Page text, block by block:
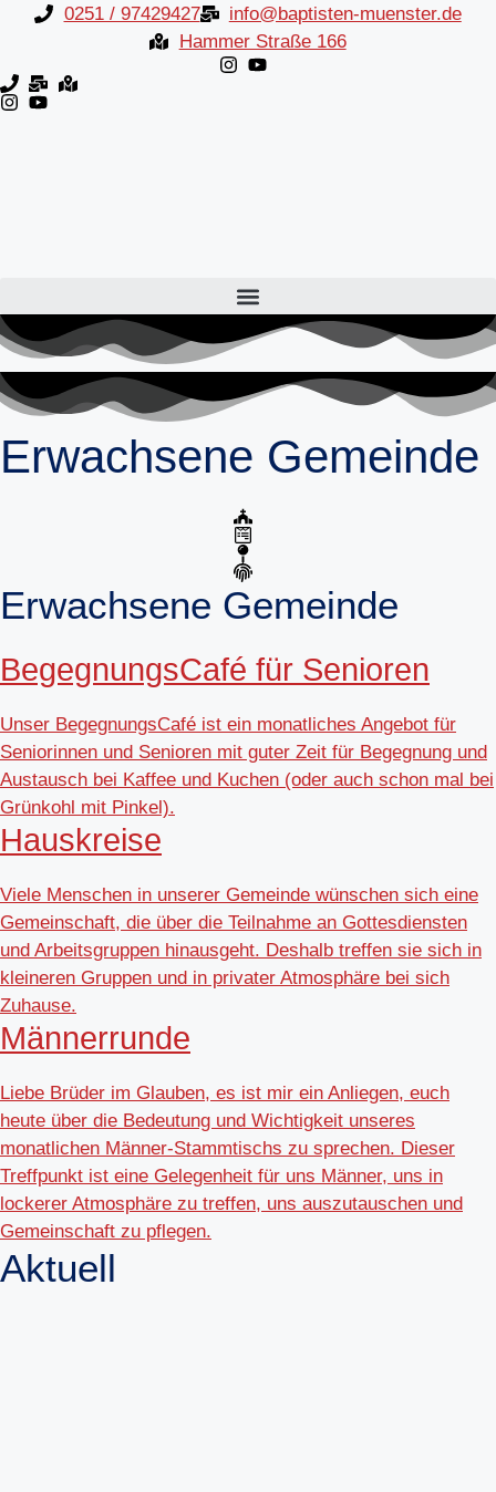
springen
Zum
0251 / 97429427
info@baptisten-muenster.de
Hammer Straße 166
Erwachsene Gemeinde
Erwachsene Gemeinde
BegegnungsCafé für Senioren
Unser BegegnungsCafé ist ein monatliches Angebot für
Seniorinnen und Senioren mit guter Zeit für Begegnung und
Austausch bei Kaffee und Kuchen (oder auch schon mal bei
Grünkohl mit Pinkel).
Hauskreise
Viele Menschen in unserer Gemeinde wünschen sich eine
Gemeinschaft, die über die Teilnahme an Gottesdiensten
und Arbeitsgruppen hinausgeht. Deshalb treffen sie sich in
kleineren Gruppen und in privater Atmosphäre bei sich
Zuhause.
Männerrunde
Liebe Brüder im Glauben, es ist mir ein Anliegen, euch
heute über die Bedeutung und Wichtigkeit unseres
monatlichen Männer-Stammtischs zu sprechen. Dieser
Treffpunkt ist eine Gelegenheit für uns Männer, uns in
lockerer Atmosphäre zu treffen, uns auszutauschen und
Gemeinschaft zu pflegen.
Aktuell